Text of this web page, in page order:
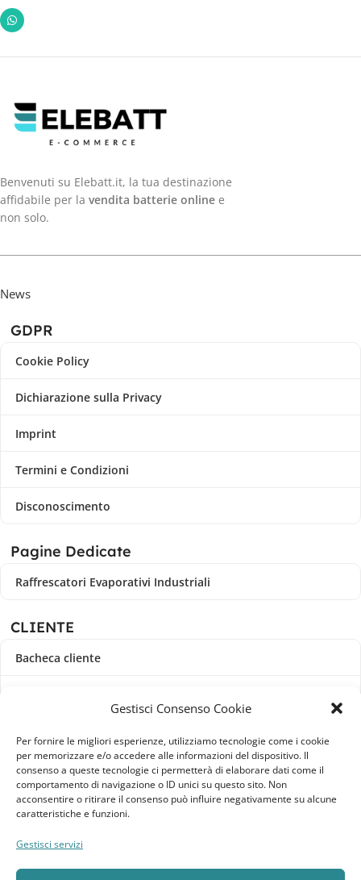
Gestisci Consenso Cookie
Per fornire le migliori esperienze, utilizziamo tecnologie come i cookie
per memorizzare e/o accedere alle informazioni del dispositivo. Il
consenso a queste tecnologie ci permetterà di elaborare dati come il
comportamento di navigazione o ID unici su questo sito. Non
acconsentire o ritirare il consenso può influire negativamente su alcune
caratteristiche e funzioni.
Gestisci servizi
Benvenuti su Elebatt.it, la tua destinazione
affidabile per la vendita batterie online e
non solo.
News
GDPR
Cookie Policy
Dichiarazione sulla Privacy
Imprint
Termini e Condizioni
Disconoscimento
Pagine Dedicate
Raffrescatori Evaporativi Industriali
CLIENTE
Bacheca cliente
Indirizzi
Metodi di pagamento
Dettagli account
Lista dei desideri